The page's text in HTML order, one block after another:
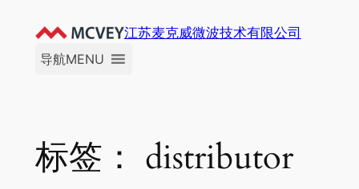
江苏麦克威微波技术有限公司
导航MENU
标签： distributor